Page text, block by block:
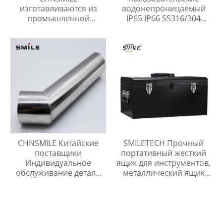
изготавливаются из
промышленной
алюминиевых сплавов
и нержавеющей стали.
водонепроницаемый
IP65 IP66 SS316/304
электрические шкафы
CHNSMILE Китайские
поставщики
Индивидуальное
обслуживание детали
SMILETECH Прочный
портативный жесткий
ящик для инструментов,
металлический ящик